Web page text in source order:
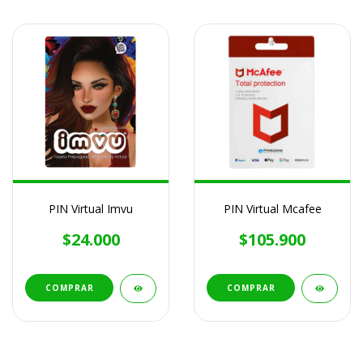
PIN Virtual Imvu
$24.000
COMPRAR
PIN Virtual Mcafee
$105.900
COMPRAR